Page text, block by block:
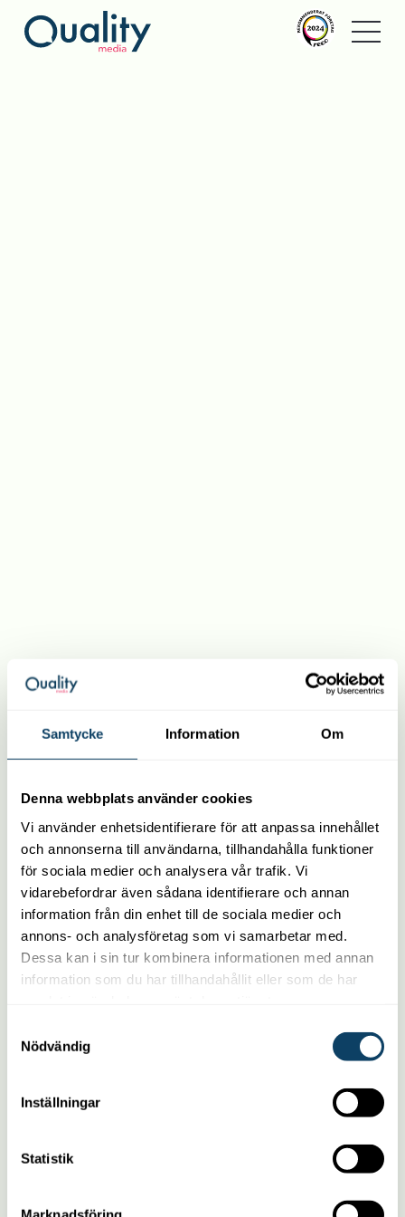
Samtycke Information Om
Denna webbplats använder cookies
Vi använder enhetsidentifierare för att anpassa innehållet
och annonserna till användarna, tillhandahålla funktioner
för sociala medier och analysera vår trafik. Vi
vidarebefordrar även sådana identifierare och annan
information från din enhet till de sociala medier och
annons- och analysföretag som vi samarbetar med.
Dessa kan i sin tur kombinera informationen med annan
information som du har tillhandahållit eller som de har
Nödvändig
Inställningar
Statistik
Hur mycket kostar en